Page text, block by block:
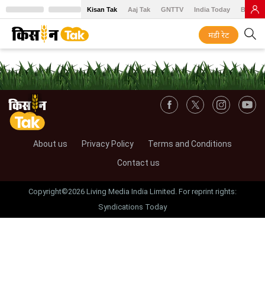
Kisan Tak Aaj Tak GNTTV India Today BT
मंडी रेट
About us Privacy Policy
Terms and Conditions
Contact us
Copyright©2026 Living Media India Limited. For reprint rights:
Syndications Today